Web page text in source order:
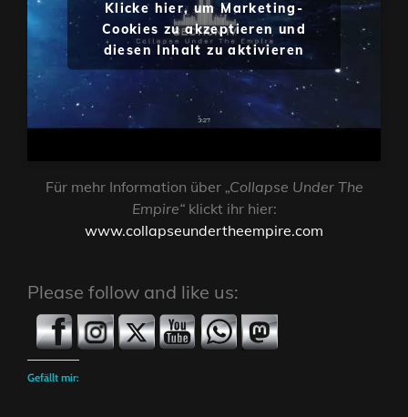
Klicke hier, um Marketing-
Cookies zu akzeptieren und
diesen Inhalt zu aktivieren
Für mehr Information über „Collapse Under The
Empire“klickt ihr hier:
www.collapseundertheempire.com
Please follow and like us:
Gefällt mir: